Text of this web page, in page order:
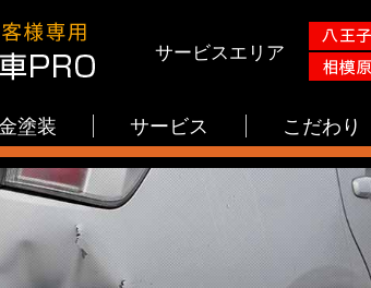
サービスエリア
塗装 サービス こだわり